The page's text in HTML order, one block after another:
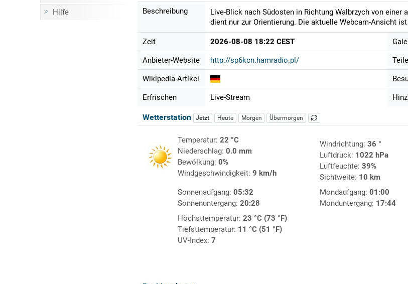
Hilfe
Beschreibung
Live-Blick nach Südosten in Richtung Walbrzych von
dient nur zur Orientierung. Die aktuelle Webcam-Ansicht
Zeit 2026-08-08 18:22 CEST
Anbieter-Website http://sp6kcn.hamradio.pl/
Wikipedia-Artikel
Erfrischen Live-Stream
Wetterstation Jetzt Heute Morgen Übermorgen
Temperatur: 22 °C
Niederschlag: 0.0 mm
Bewölkung: 0%
Windgeschwindigkeit: 9 km/h
Windrichtung: 36 °
Luftdruck: 1022 hPa
Luftfeuchte: 39%
Sichtweite: 10 km
Sonnenaufgang: 05:32
Sonnenuntergang: 20:28
Mondaufgang: 01:00
Monduntergang: 17:44
Höchsttemperatur: 23 °C (73 °F)
Tiefsttemperatur: 11 °C (51 °F)
UV-Index: 7